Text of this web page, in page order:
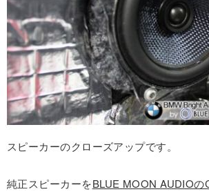
スピーカーのクローズアップです。
純正スピーカーをBLUE MOON AUDIOの